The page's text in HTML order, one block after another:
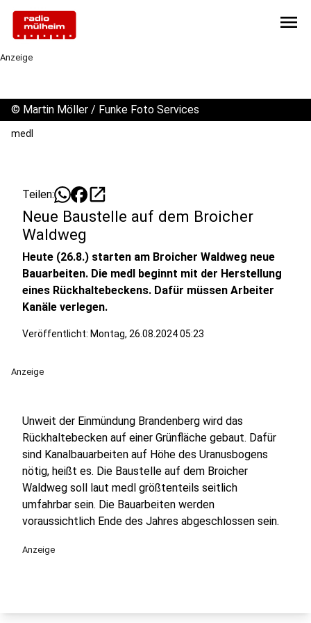
menu
Anzeige
© Martin Möller / Funke Foto Services
medl
Teilen: open_in_new
Neue Baustelle auf dem Broicher
Waldweg
Heute (26.8.) starten am Broicher Waldweg neue
Bauarbeiten. Die medl beginnt mit der Herstellung
eines Rückhaltebeckens. Dafür müssen Arbeiter
Kanäle verlegen.
Veröffentlicht: Montag, 26.08.2024 05:23
Anzeige
Unweit der Einmündung Brandenberg wird das
Rückhaltebecken auf einer Grünfläche gebaut. Dafür
sind Kanalbauarbeiten auf Höhe des Uranusbogens
nötig, heißt es. Die Baustelle auf dem Broicher
Waldweg soll laut medl größtenteils seitlich
umfahrbar sein. Die Bauarbeiten werden
voraussichtlich Ende des Jahres abgeschlossen sein.
Anzeige